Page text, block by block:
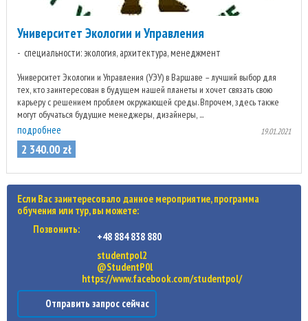
Университет Экологии и Управления
специальности: экология, архитектура, менеджмент
Университет Экологии и Управления (УЭУ) в Варшаве – лучший выбор для
тех, кто заинтересован в будущем нашей планеты и хочет связать свою
карьеру с решением проблем окружающей среды. Впрочем, здесь также
могут обучаться будущие менеджеры, дизайнеры, ...
подробнее 19.01.2021
2 340.00 zł
Если Вас заинтересовало данное мероприятие, программа
обучения или тур, вы можете:
Позвонить:
+48 884 838 880
studentpol2
@StudentP0l
https://www.facebook.com/studentpol/
Отправить запрос сейчас